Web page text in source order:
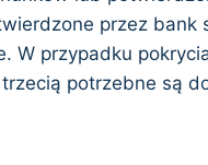
przez bank
W przypadku
potrzebne są